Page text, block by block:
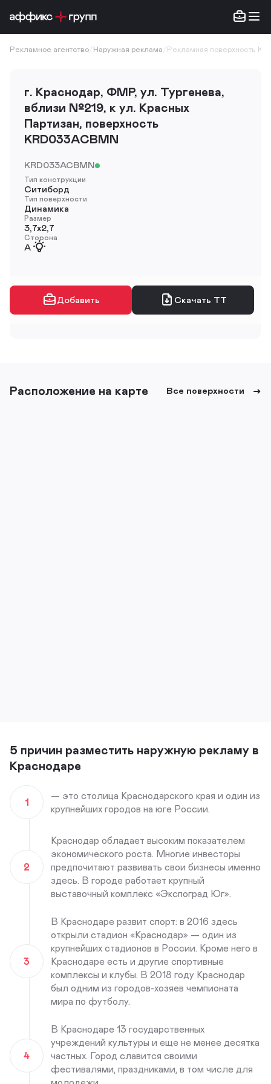
Рекламное агентство Наружная реклама Рекламная поверхность
г. Краснодар, ФМР, ул. Тургенева,
вблизи №219, к ул. Красных
Партизан, поверхность
KRD033ACBMN
KRD033ACBMN
Тип конструкции
Ситиборд
Тип поверхности
Динамика
Размер
3,7х2,7
Сторона
A
Добавить Скачать ТТ
Расположение на карте Все поверхности
5 причин разместить наружную рекламу в
Краснодаре
1
— это столица Краснодарского края и один из
крупнейших городов на юге России.
2
Краснодар обладает высоким показателем
экономического роста. Многие инвесторы
предпочитают развивать свои бизнесы именно
здесь. В городе работает крупный
выставочный комплекс «Экспоград Юг».
3
В Краснодаре развит спорт: в 2016 здесь
открыли стадион «Краснодар» — один из
крупнейших стадионов в России. Кроме него в
Краснодаре есть и другие спортивные
комплексы и клубы. В 2018 году Краснодар
был одним из городов-хозяев чемпионата
мира по футболу.
4
В Краснодаре 13 государственных
учреждений культуры и еще не менее десятка
частных. Город славится своими
фестивалями, праздниками, в том числе для